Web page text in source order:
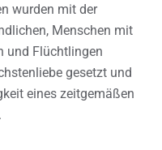
wurden mit der
Menschen mit
und Flüchtlingen
gesetzt und
eines zeitgemäßen